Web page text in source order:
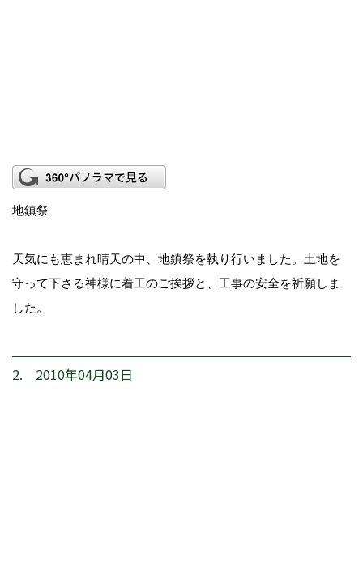
地鎮祭
天気にも恵まれ晴天の中、地鎮祭を執り行いました。土地を
守って下さる神様に着工のご挨拶と、工事の安全を祈願しま
した。
2. 2010年04月03日